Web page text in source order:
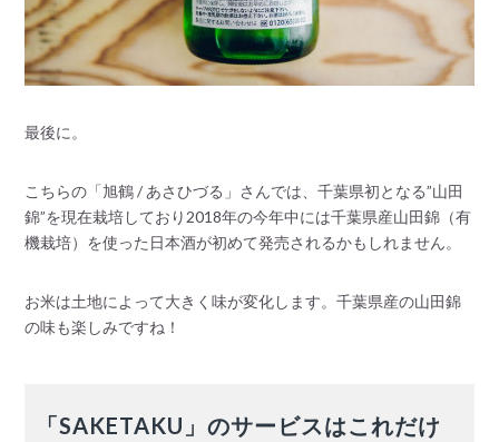
最後に。
こちらの「旭鶴 / あさひづる」さんでは、千葉県初となる”山田
錦”を現在栽培しており2018年の今年中には千葉県産山田錦（有
機栽培）を使った日本酒が初めて発売されるかもしれません。
お米は土地によって大きく味が変化します。千葉県産の山田錦
の味も楽しみですね！
「SAKETAKU」のサービスはこれだけ